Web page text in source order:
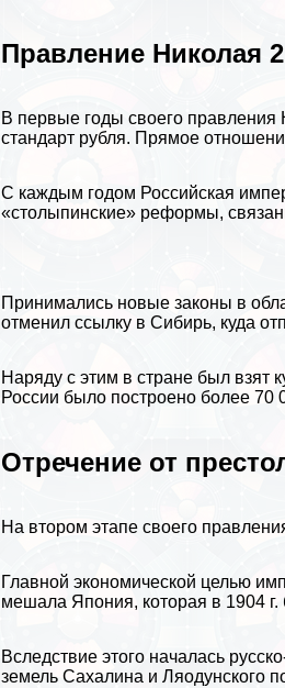
Правление Николая 2
В первые годы своего правления
стандарт рубля. Прямое
С каждым годом Российская
«столыпинские» реформы,
Принимались новые законы в
отменил ссылку в Сибирь, куда
Наряду с этим в стране был взят
России было построено более 70
Отречение от
На втором этапе своего
Главной экономической целью
мешала Япония, которая в 1904
Вследствие этого началась
земельСахалина и Ляодунского